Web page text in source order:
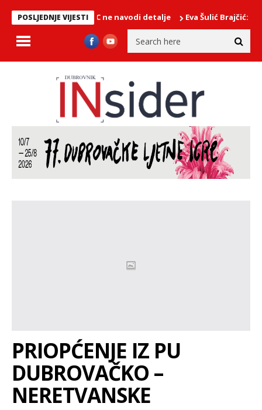
POSLJEDNJE VIJESTI
PODRUČJU/EMSC ne navodi detalje Eva Šulić Brajčić: Knežev
PRIOPĆENJE IZ PU
DUBROVAČKO –
NERETVANSKE